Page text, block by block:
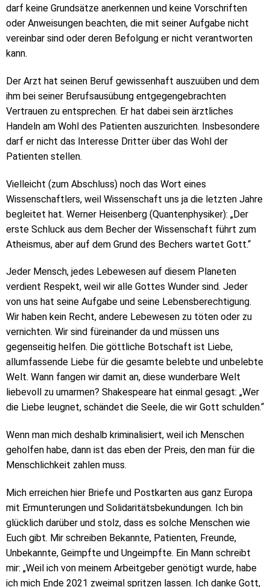
darf keine Grundsätze anerkennen und keine Vorschriften
oder Anweisungen beachten, die mit seiner Aufgabe nicht
vereinbar sind oder deren Befolgung er nicht verantworten
kann.
Der Arzt hat seinen Beruf gewissenhaft auszuüben und dem
ihm bei seiner Berufsausübung entgegengebrachten
Vertrauen zu entsprechen. Er hat dabei sein ärztliches
Handeln am Wohl des Patienten auszurichten. Insbesondere
darf er nicht das Interesse Dritter über das Wohl der
Patienten stellen.
Vielleicht (zum Abschluss) noch das Wort eines
Wissenschaftlers, weil Wissenschaft uns ja die letzten Jahre
begleitet hat. Werner Heisenberg (Quantenphysiker): „Der
erste Schluck aus dem Becher der Wissenschaft führt zum
Atheismus, aber auf dem Grund des Bechers wartet Gott.“
Jeder Mensch, jedes Lebewesen auf diesem Planeten
verdient Respekt, weil wir alle Gottes Wunder sind. Jeder
von uns hat seine Aufgabe und seine Lebensberechtigung.
Wir haben kein Recht, andere Lebewesen zu töten oder zu
vernichten. Wir sind füreinander da und müssen uns
gegenseitig helfen. Die göttliche Botschaft ist Liebe,
allumfassende Liebe für die gesamte belebte und unbelebte
Welt. Wann fangen wir damit an, diese wunderbare Welt
liebevoll zu umarmen? Shakespeare hat einmal gesagt: „Wer
die Liebe leugnet, schändet die Seele, die wir Gott schulden.“
Wenn man mich deshalb kriminalisiert, weil ich Menschen
geholfen habe, dann ist das eben der Preis, den man für die
Menschlichkeit zahlen muss.
Mich erreichen hier Briefe und Postkarten aus ganz Europa
mit Ermunterungen und Solidaritätsbekundungen. Ich bin
glücklich darüber und stolz, dass es solche Menschen wie
Euch gibt. Mir schreiben Bekannte, Patienten, Freunde,
Unbekannte, Geimpfte und Ungeimpfte. Ein Mann schreibt
mir: „Weil ich von meinem Arbeitgeber genötigt wurde, habe
ich mich Ende 2021 zweimal spritzen lassen. Ich danke Gott,